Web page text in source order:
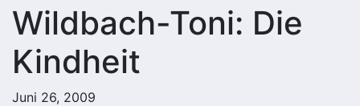
Wildbach-Toni: Die
Kindheit
Juni 26, 2009